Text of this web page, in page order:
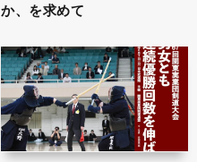
か、を求めて